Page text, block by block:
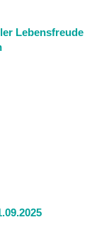
Lebensfreude